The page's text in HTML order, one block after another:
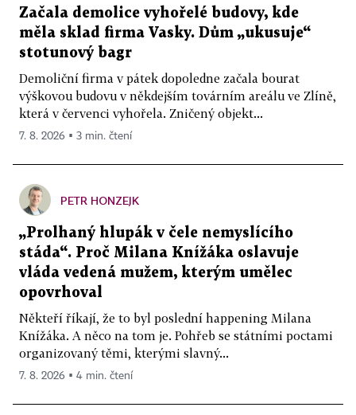
Začala demolice vyhořelé budovy, kde
měla sklad firma Vasky. Dům „ukusuje“
stotunový bagr
Demoliční firma v pátek dopoledne začala bourat
výškovou budovu v někdejším továrním areálu ve Zlíně,
která v červenci vyhořela. Zničený objekt...
7. 8. 2026 ▪ 3 min. čtení
PETR HONZEJK
„Prolhaný hlupák v čele nemyslícího
stáda“. Proč Milana Knížáka oslavuje
vláda vedená mužem, kterým umělec
opovrhoval
Někteří říkají, že to byl poslední happening Milana
Knížáka. A něco na tom je. Pohřeb se státními poctami
organizovaný těmi, kterými slavný...
7. 8. 2026 ▪ 4 min. čtení